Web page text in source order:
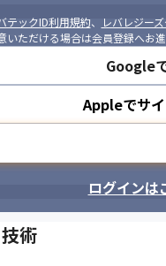
ジニア自身が企画し、講
テックID利用規約、 レバレジー
いただける場合は会員登録へお進
Google
Appleでサ
ログインは
術